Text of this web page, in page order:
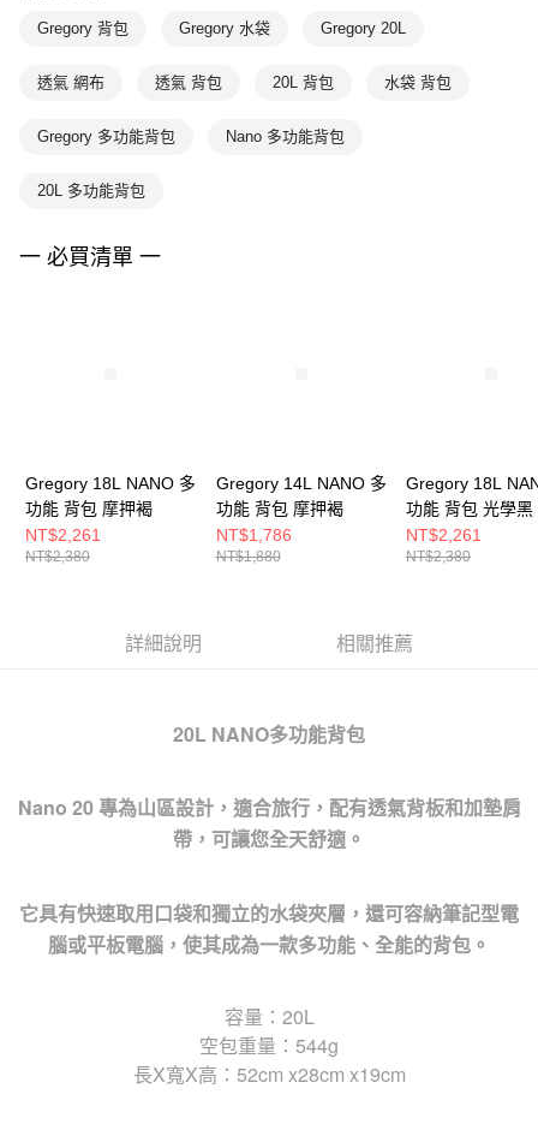
Gregory 背包 Gregory 水袋 Gregory 20L
透氣 網布 透氣 背包 20L 背包 水袋 背包
Gregory 多功能背包 Nano 多功能背包
20L 多功能背包
一 必買清單 一
Gregory 18L NANO 多
功能 背包 摩押褐
NT$2,261
NT$2,380
Gregory 14L NANO 多
功能 背包 摩押褐
NT$1,786
NT$1,880
Gregory 18L
功能 背包 光學黑
NT$2,261
NT$2,380
詳細說明 相關推薦
20L NANO多功能背包
Nano 20 專為山區設計，適合旅行，配有透氣背板和加墊肩
帶，可讓您全天舒適。
它具有快速取用口袋和獨立的水袋夾層，還可容納筆記型電
腦或平板電腦，使其成為一款多功能、全能的背包。
容量：20L
空包重量：544g
長X寬X高：52cm x28cm x19cm